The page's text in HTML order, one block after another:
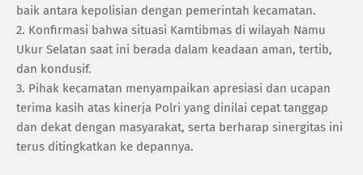
baik antara kepolisian dengan pemerintah kecamatan.
2. Konfirmasi bahwa situasi Kamtibmas di wilayah Namu
Ukur Selatan saat ini berada dalam keadaan aman, tertib,
dan kondusif.
3. Pihak kecamatan menyampaikan apresiasi dan ucapan
terima kasih atas kinerja Polri yang dinilai cepat tanggap
dan dekat dengan masyarakat, serta berharap sinergitas ini
terus ditingkatkan ke depannya.